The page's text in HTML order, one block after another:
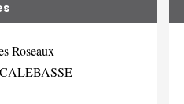
Roseaux